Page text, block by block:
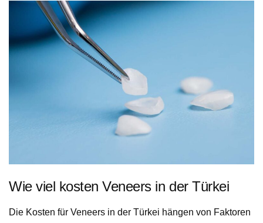
Wie viel kosten Veneers in der Türkei
Die Kosten für Veneers in der Türkei hängen von Faktoren